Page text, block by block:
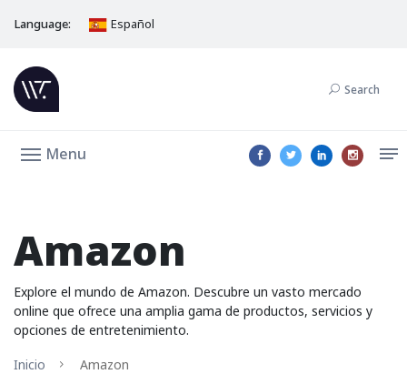
Language: Español
Search
Menu
Amazon
Explore el mundo de Amazon. Descubre un vasto mercado
online que ofrece una amplia gama de productos, servicios y
opciones de entretenimiento.
Inicio
Amazon